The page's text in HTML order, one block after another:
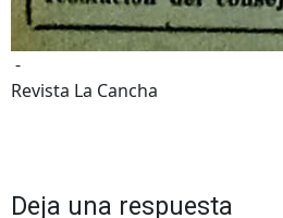
-
Revista La Cancha
Deja una respuesta